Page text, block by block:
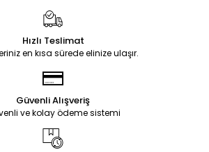
Hızlı Teslimat
en kısa sürede elinize ulaşır.
Güvenli Alışveriş
ve kolay ödeme sistemi